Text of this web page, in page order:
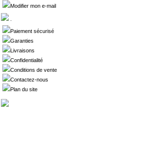
Modifier mon e-mail
Paiement sécurisé
Garanties
Livraisons
Confidentialité
Conditions de vente
Contactez-nous
Plan du site